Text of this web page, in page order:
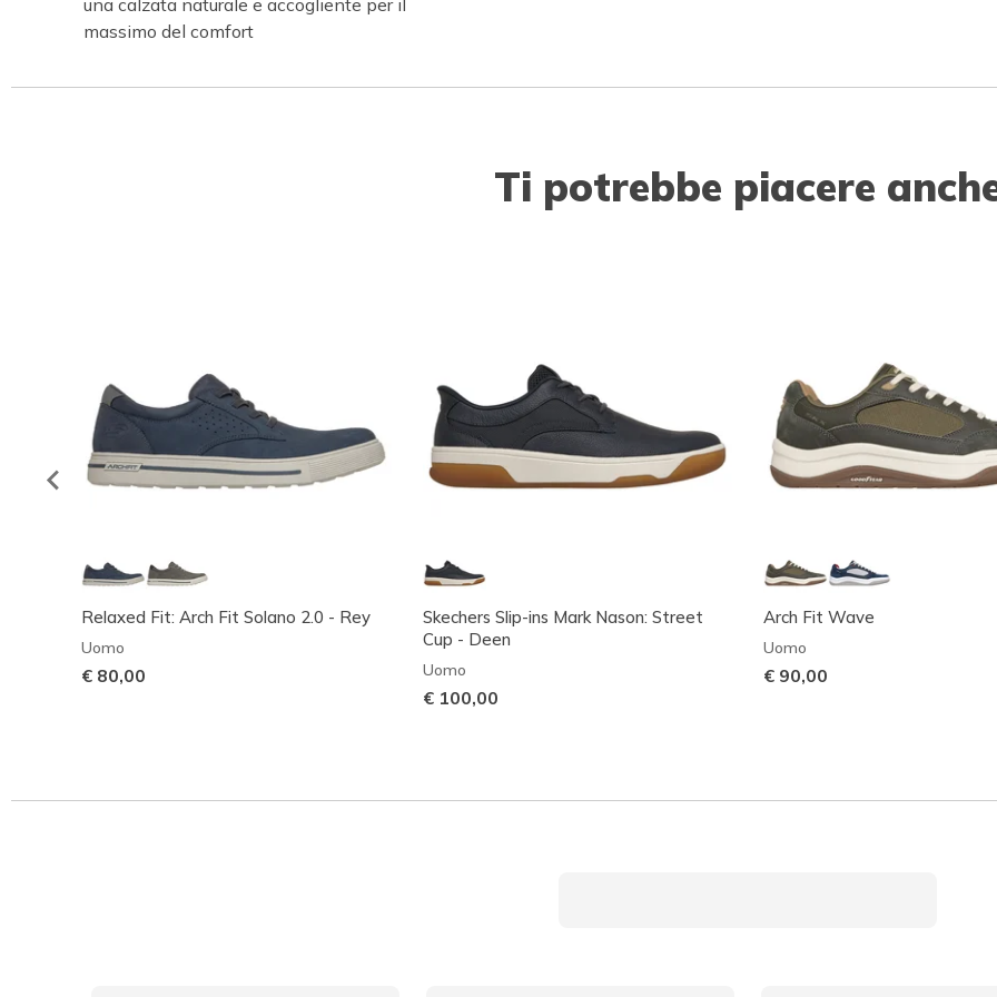
una calzata naturale e accogliente per il
massimo del comfort
Ti potrebbe piacere
Relaxed Fit: Arch Fit Solano 2.0 - Rey
Uomo
€ 80,00
Skechers Slip-ins Mark Nason: Street
Cup - Deen
Uomo
€ 100,00
Arch Fit Wave
Uomo
€ 90,00